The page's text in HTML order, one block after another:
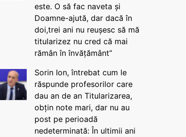
este. O să fac naveta și
Doamne-ajută, dar dacă în
doi,trei ani nu reușesc să mă
titularizez nu cred că mai
rămân în învățământ”
Sorin Ion, întrebat cum le
răspunde profesorilor care
dau an de an Titularizarea,
obțin note mari, dar nu au
post pe perioadă
nedeterminată: În ultimii ani